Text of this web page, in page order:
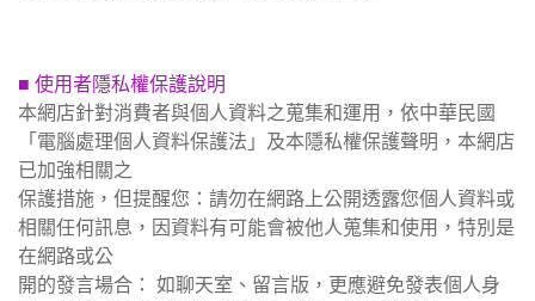
■ 使用者隱私權保護說明
本網店針對消費者與個人資料之蒐集和運用，依中華民國
「電腦處理個人資料保護法」及本隱私權保護聲明，本網店
已加強相關之
保護措施，但提醒您：請勿在網路上公開透露您個人資料或
相關任何訊息，因資料有可能會被他人蒐集和使用，特別是
在網路或公
開的發言場合： 如聊天室、留言版，更應避免發表個人身